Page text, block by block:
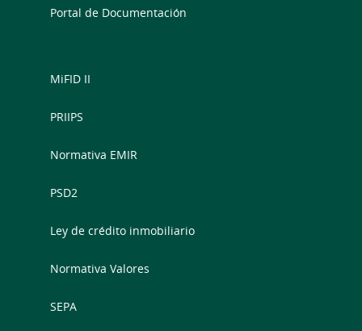
Portal de Documentación
MiFID II
PRIIPS
Normativa EMIR
PSD2
Ley de crédito inmobiliario
Normativa Valores
SEPA